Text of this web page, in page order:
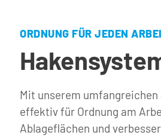
ORDNUNG FÜR JEDEN
Mit unserem
effektiv für Ordnung am
Ablageflächen und